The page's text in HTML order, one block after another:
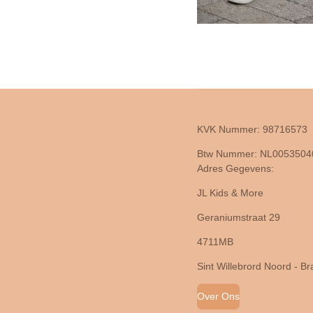
KVK Nummer: 98716573
Btw Nummer:
Adres Gegevens:
JL Kids & More
Geraniumstraat 29
4711MB
Sint Willebrord Noord -
Over Ons